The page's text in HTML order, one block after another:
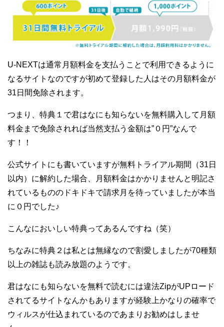
U-NEXTは通常月額料金を支払うことで利用できるように
なるサイトなのですが初めて登録した人はその月額料金が
31日間免除されます。
つまり、特典１で君はなにも知らないを無料購入して月額
料金まで免除されれば当然支払う金額は”０円”なんで
す！！
公式サイトにも書いていますが無料トライアル期間（31日
以内）に解約した場合、月額料金はかかりませんと明記さ
れているもののドキドキで請求月を待っていましたが本当
に０円でした♪
こんなにおいしい特典ってあるんですね（笑）
ちなみに特典２は私とは無縁なので割愛しましたが70種類
以上の雑誌も読み放題のようです。
君はなにも知らないを無料で読むには違法ZipがUPロード
されてるサイトなんかもありますが経験上かなりの確率で
ウィルスが仕込まれているのであまりお勧めはしませ